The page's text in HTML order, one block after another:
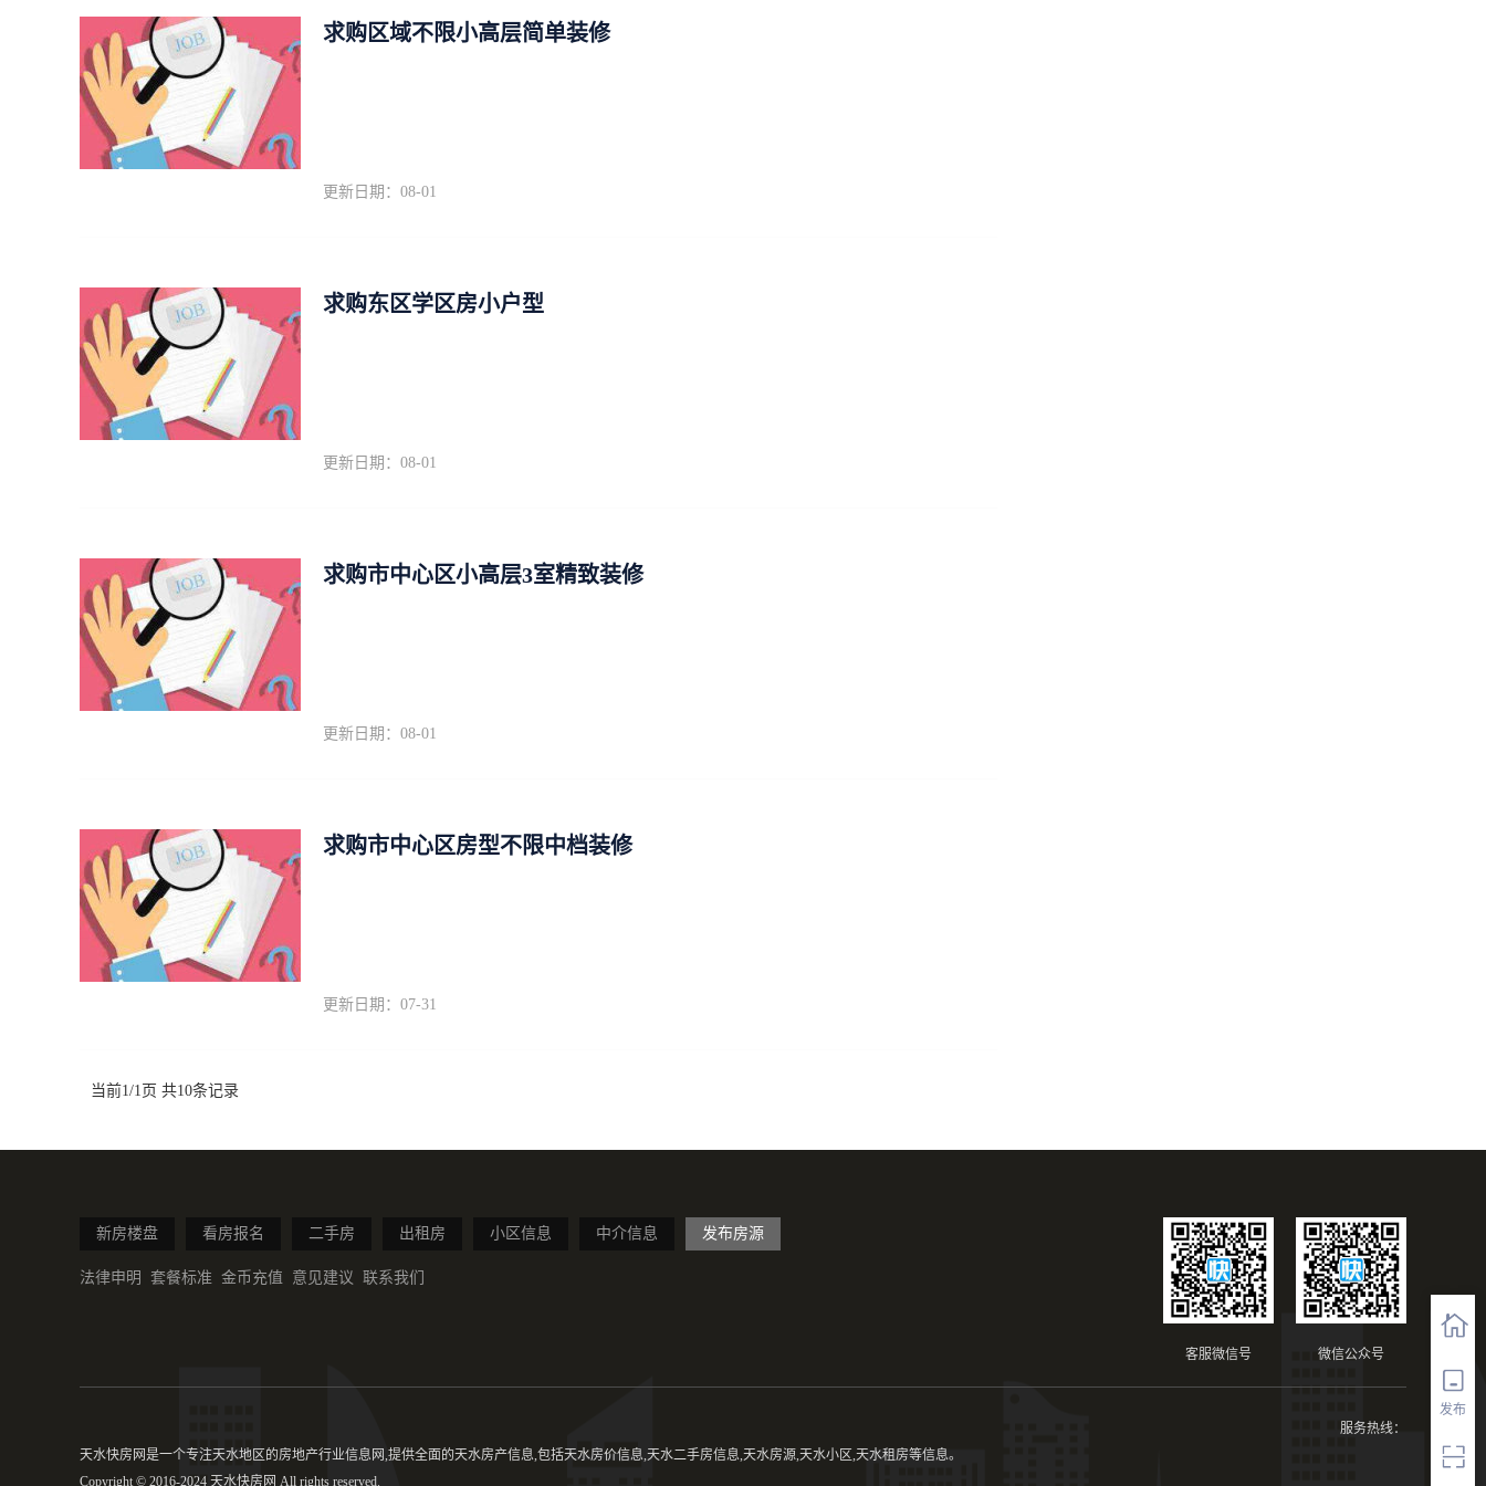
发布
求购区域不限小高层简单装修
更新日期：08-01
求购东区学区房小户型
更新日期：08-01
求购市中心区小高层3室精致装修
更新日期：08-01
求购市中心区房型不限中档装修
更新日期：07-31
当前1/1页 共10条记录
新房楼盘 看房报名 二手房 出租房 小区信息 中介信息 发布房源
法律申明 套餐标准 金币充值 意见建议 联系我们
微信公众号
客服微信号
服务热线：
天水快房网是一个专注天水地区的房地产行业信息网,提供全面的天水房产信息,包括天水房价信息,天水二手房信息,天水房源,天水小区,天水租房等信息。
Copyright © 2016-2024 天水快房网 All rights reserved.